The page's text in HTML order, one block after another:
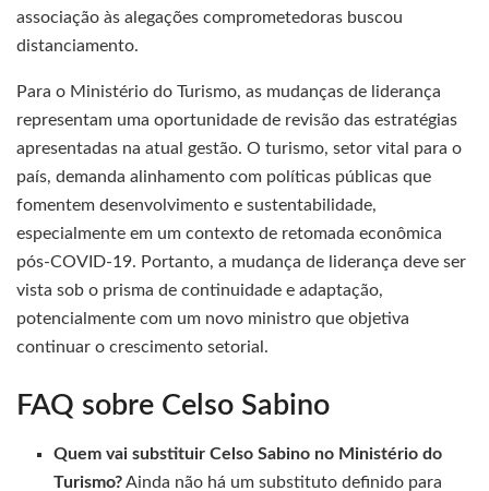
associação às alegações comprometedoras buscou
distanciamento.
Para o Ministério do Turismo, as mudanças de liderança
representam uma oportunidade de revisão das estratégias
apresentadas na atual gestão. O turismo, setor vital para o
país, demanda alinhamento com políticas públicas que
fomentem desenvolvimento e sustentabilidade,
especialmente em um contexto de retomada econômica
pós-COVID-19. Portanto, a mudança de liderança deve ser
vista sob o prisma de continuidade e adaptação,
potencialmente com um novo ministro que objetiva
continuar o crescimento setorial.
FAQ sobre Celso Sabino
Quem vai substituir Celso Sabino no Ministério do
Turismo?Ainda não há um substituto definido para